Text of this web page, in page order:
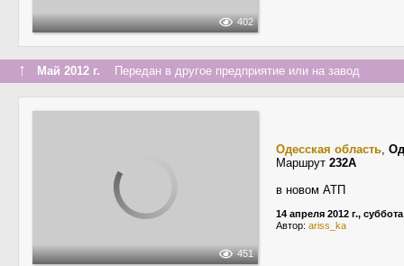
402
↑ Май 2012 г. Передан в другое предприятие или на завод
451
Одесская область,
Маршрут 232А
в новом АТП
14 апреля 2012 г., суббота
Автор: ariss_ka